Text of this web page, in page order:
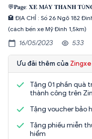
💬𝐏𝐚𝐠𝐞: 𝐗𝐄 𝐌Á𝐘 𝐓𝐇𝐀𝐍𝐇
🏩 ĐỊA CHỈ : Số 26 Ngõ 182
(cách bến xe Mỹ Đình 1,5km)
16/05/2023 533
Ưu đãi thêm của Zingxe
Tặng 01 phần quà
thành công trên
Tặng voucher bảo
Tặng phiếu miễn
hiểm